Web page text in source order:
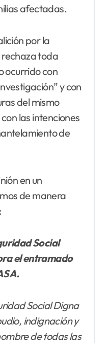
afectadas.
por la
rechaza toda
ocurrido con
y con
del mismo
las intenciones
de
en un
de manera
Social
el entramado
Social Digna
indignación y
de todas las